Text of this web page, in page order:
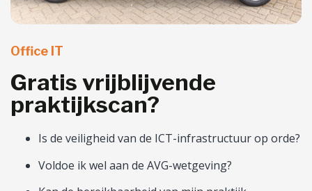
Office IT
Gratis vrijblijvende
praktijkscan?
Is de veiligheid van de ICT-infrastructuur op orde?
Voldoe ik wel aan de AVG-wetgeving?